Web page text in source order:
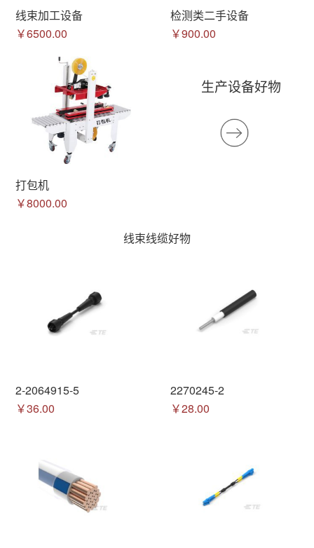
线束加工设备
￥6500.00
检测类二手设备
￥900.00
打包机
￥8000.00
生产设备好物
线束线缆好物
2-2064915-5
￥36.00
2270245-2
￥28.00